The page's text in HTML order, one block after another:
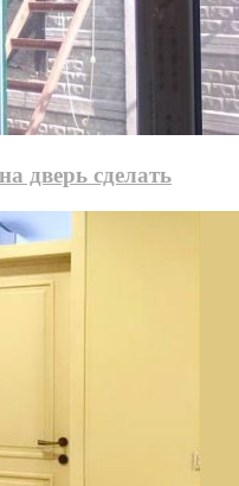
дверь сделать